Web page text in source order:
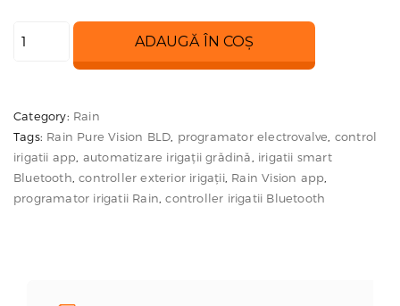
Cantitate
Vision
BLD
–
1,
ADAUGĂ ÎN COȘ
Category: Rain
Tags: Rain Pure Vision BLD programator electrovalve control
irigatii app automatizare irigații grădină
irigatii smart
Bluetooth ,controller exterior irigații, Rain Vision app
programator irigatii Rain ,controller irigatii Bluetooth